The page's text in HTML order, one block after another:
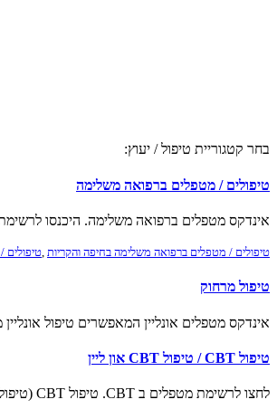
בחר קטגוריית טיפול / יעוץ:
טיפולים / מטפלים ברפואה משלימה
אינדקס מטפלים ברפואה משלימה. היכנסו
טיפולים / מטפלים ברפואה משלימה בחיפה והקריות ,טיפולים
טיפול מרחוק
אינדקס מטפלים אונליין המאפשרים טיפול
טיפול CBT / טיפול CBT און ליין
לחצו לרשימת מטפלים ב CBT. טיפול CBT (טיפול קוגניטיבי-התנהגותי) הוא טיפול קצר וממוקד מטרה